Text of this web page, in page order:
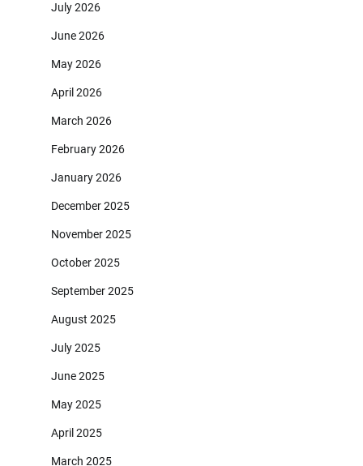
July 2026
June 2026
May 2026
April 2026
March 2026
February 2026
January 2026
December 2025
November 2025
October 2025
September 2025
August 2025
July 2025
June 2025
May 2025
April 2025
March 2025